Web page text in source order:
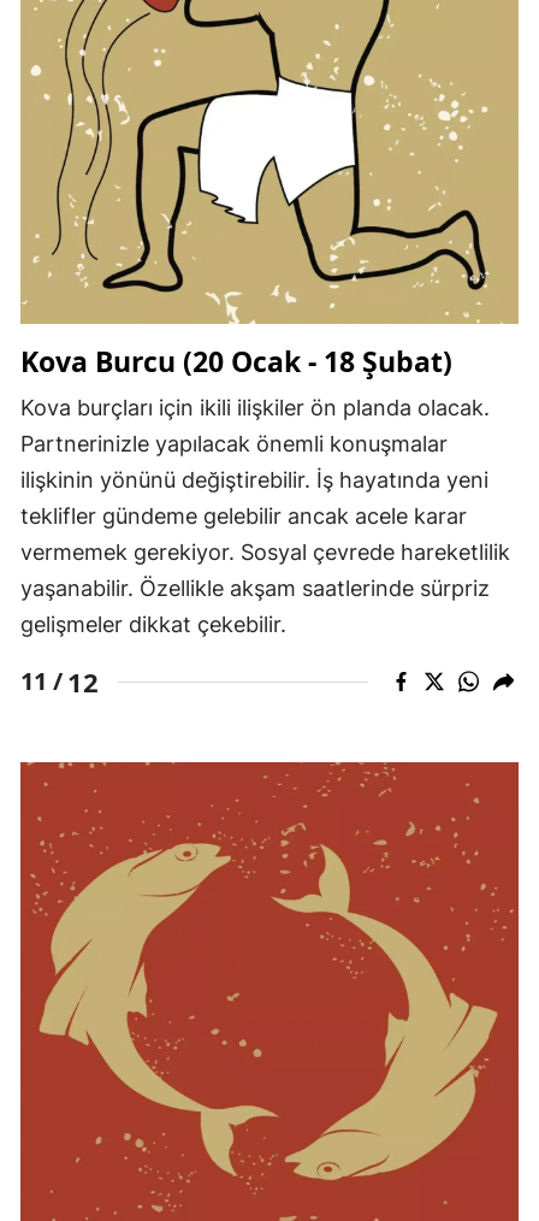
Kova Burcu (20 Ocak - 18 Şubat)
Kova burçları için ikili ilişkiler ön planda olacak.
Partnerinizle yapılacak önemli konuşmalar
ilişkinin yönünü değiştirebilir. İş hayatında yeni
teklifler gündeme gelebilir ancak acele karar
vermemek gerekiyor. Sosyal çevrede hareketlilik
yaşanabilir. Özellikle akşam saatlerinde sürpriz
gelişmeler dikkat çekebilir.
11 /12